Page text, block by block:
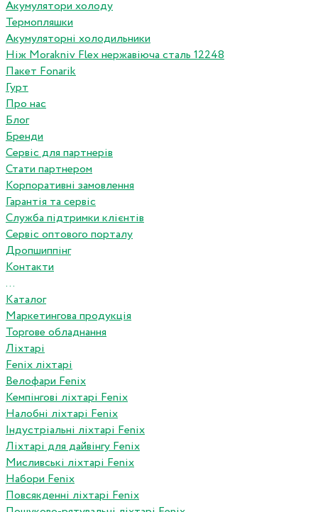
Акумулятори холоду
Термопляшки
Акумуляторні холодильники
Ніж Morakniv Flex нержавіюча сталь 12248
Пакет Fonarik
Гурт
Про нас
Блог
Бренди
Сервіс для партнерів
Стати партнером
Корпоративні замовлення
Гарантія та сервіс
Служба підтримки клієнтів
Сервіс оптового порталу
Дропшиппінг
Контакти
...
Каталог
Маркетингова продукція
Торгове обладнання
Ліхтарі
Fenix ліхтарі
Велофари Fenix
Кемпінгові ліхтарі Fenix
Налобні ліхтарі Fenix
Індустріальні ліхтарі Fenix
Ліхтарі для дайвінгу Fenix
Мисливські ліхтарі Fenix
Набори Fenix
Повсякденні ліхтарі Fenix